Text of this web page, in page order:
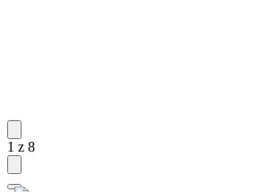
1 z 8